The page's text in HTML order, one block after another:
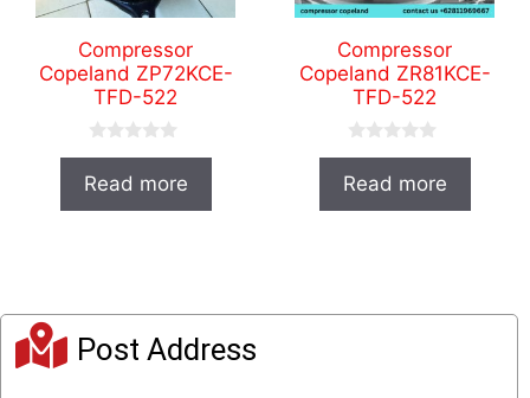
Compressor
Copeland ZP72KCE-
TFD-522
0
u
Read more
Compressor
Copeland ZR81KCE-
TFD-522
0
u
Read more
Post Address